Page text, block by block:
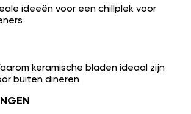
ideeën voor een chillplek voor
keramische bladen ideaal zijn
buiten dineren